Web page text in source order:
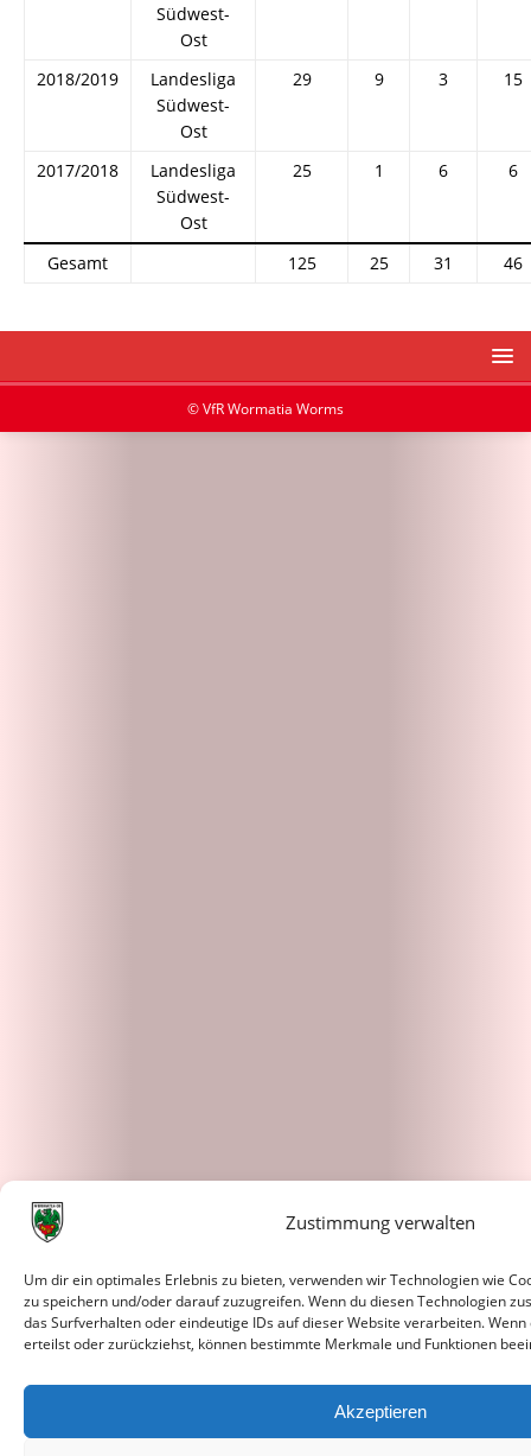
Zustimmung verwalten
Um dir ein optimales Erlebnis zu bieten, verwenden wir Technologien wie
zu speichern und/oder darauf zuzugreifen. Wenn du diesen Technologien
das Surfverhalten oder eindeutige IDs auf dieser Website verarbeiten.
erteilst oder zurückziehst, können bestimmte Merkmale und Funktionen
Akzeptieren
Südwest-
Ost
2018/2019
Landesliga
Südwest-
Ost
29 9 3 15
2017/2018
Landesliga
Südwest-
Ost
25 1 6 6
Gesamt 125 25 31 46
© VfR Wormatia Worms